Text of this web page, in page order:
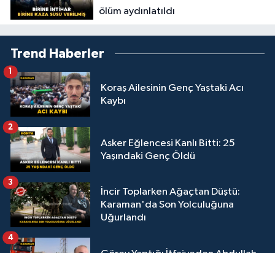
ölüm aydınlatıldı
Trend Haberler
Koraş Ailesinin Genç Yaştaki Acı
Kaybı
1
Asker Eğlencesi Kanlı Bitti: 25
Yaşındaki Genç Öldü
2
İncir Toplarken Ağaçtan Düştü:
Karaman'da Son Yolculuğuna
Uğurlandı
3
4